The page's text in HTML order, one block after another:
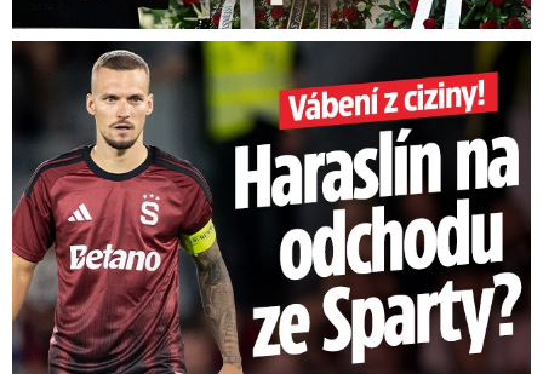
Vábení z ciziny! Haraslín na odchodu ze Sparty?